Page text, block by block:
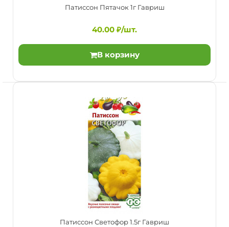
Патиссон Пятачок 1г Гавриш
40.00 ₽/шт.
Раннеспелый (40-50 дней от всходов до начала
Патиссон Пятачок 1г Гавриш
40.00 ₽/шт.
В корзину
Патиссон Светофор 1.5г Гавриш